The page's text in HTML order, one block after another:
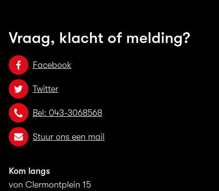
Vraag, klacht of melding?
Facebook
Twitter
Bel: 043-3068568
Stuur ons een mail
Kom langs
von Clermontplein 15